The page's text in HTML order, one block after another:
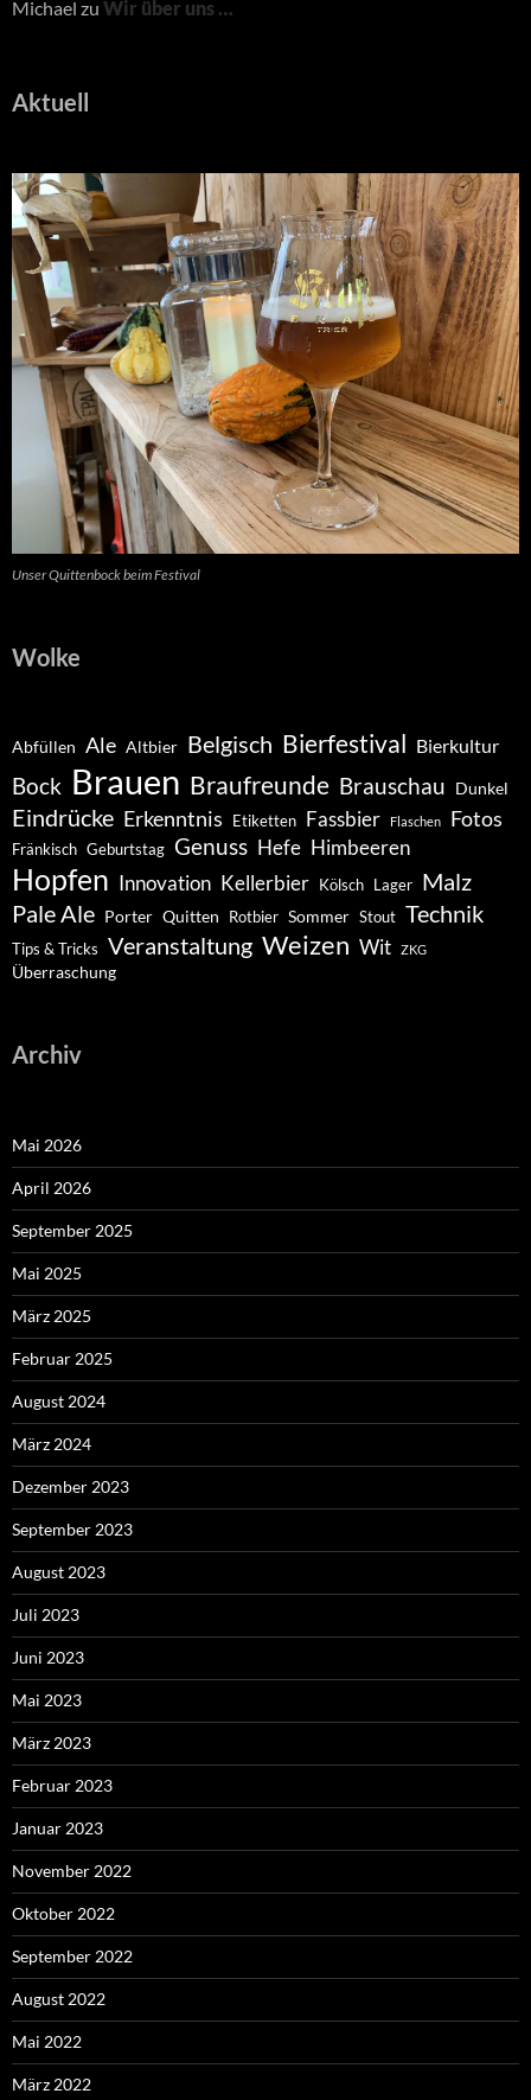
Michael zu Wir über uns …
Aktuell
Unser Quittenbock beim Festival
Wolke
Abfüllen Ale Altbier Belgisch Bierfestival Bierkultur
Bock Brauen Braufreunde Brauschau Dunkel
Eindrücke Erkenntnis Etiketten Fassbier Flaschen Fotos
Fränkisch Geburtstag Genuss Hefe Himbeeren
Hopfen Innovation Kellerbier Kölsch Lager Malz
Pale Ale Porter Quitten Rotbier Sommer Stout Technik
Tips & Tricks Veranstaltung Weizen Wit ZKG
Überraschung
Archiv
Mai 2026
April 2026
September 2025
Mai 2025
März 2025
Februar 2025
August 2024
März 2024
Dezember 2023
September 2023
August 2023
Juli 2023
Juni 2023
Mai 2023
März 2023
Februar 2023
Januar 2023
November 2022
Oktober 2022
September 2022
August 2022
Mai 2022
März 2022